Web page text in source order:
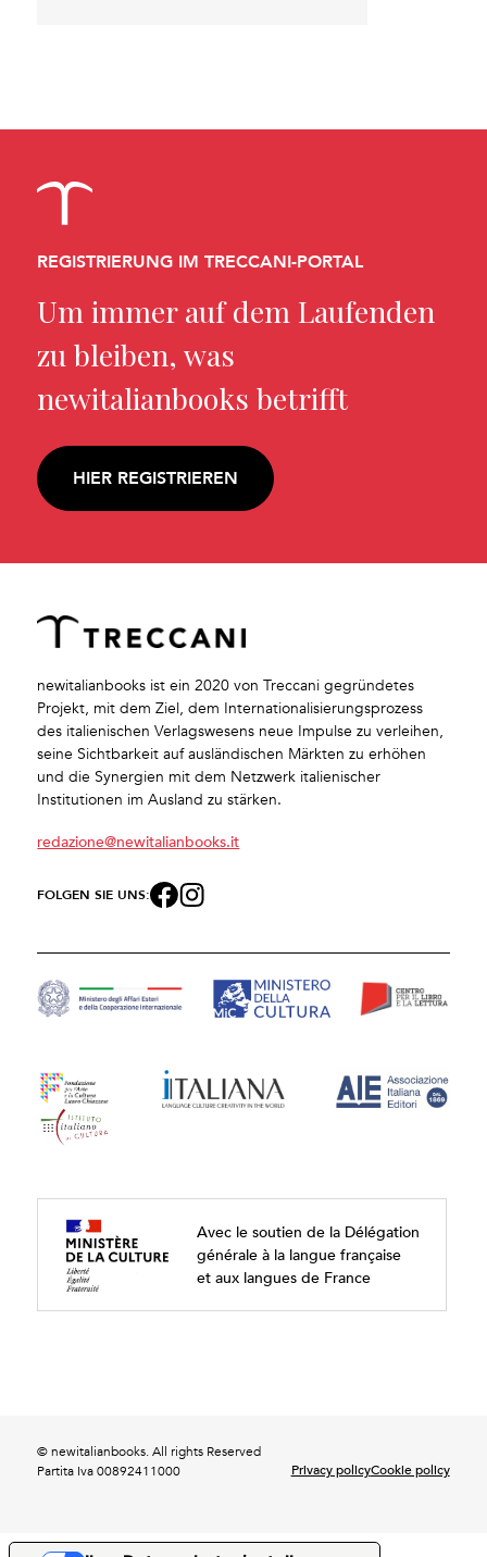
REGISTRIERUNG IM TRECCANI-PORTAL
Um immer auf dem Laufenden
zu bleiben, was
newitalianbooks betrifft
HIER REGISTRIEREN
newitalianbooks ist ein 2020 von Treccani gegründetes
Projekt, mit dem Ziel, dem Internationalisierungsprozess
des italienischen Verlagswesens neue Impulse zu verleihen,
seine Sichtbarkeit auf ausländischen Märkten zu erhöhen
und die Synergien mit dem Netzwerk italienischer
Institutionen im Ausland zu stärken.
redazione@newitalianbooks.it
FOLGEN SIE UNS:
Avec le soutien de la Délégation
générale à la langue française
et aux langues de France
© newitalianbooks. All rights Reserved
Partita Iva 00892411000
Privacy policyCookie policy